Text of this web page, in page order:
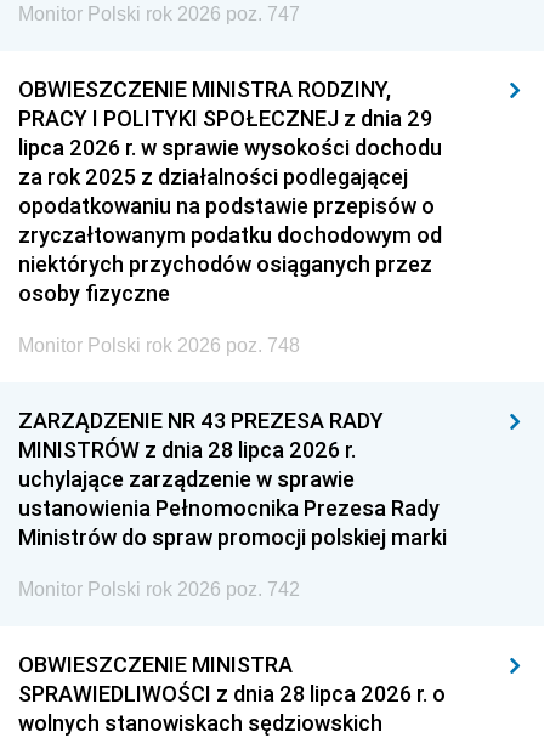
Monitor Polski rok 2026 poz. 747
OBWIESZCZENIE MINISTRA RODZINY,
PRACY I POLITYKI SPOŁECZNEJ z dnia 29
lipca 2026 r. w sprawie wysokości dochodu
za rok 2025 z działalności podlegającej
opodatkowaniu na podstawie przepisów o
zryczałtowanym podatku dochodowym od
niektórych przychodów osiąganych przez
osoby fizyczne
Monitor Polski rok 2026 poz. 748
ZARZĄDZENIE NR 43 PREZESA RADY
MINISTRÓW z dnia 28 lipca 2026 r.
uchylające zarządzenie w sprawie
ustanowienia Pełnomocnika Prezesa Rady
Ministrów do spraw promocji polskiej marki
Monitor Polski rok 2026 poz. 742
OBWIESZCZENIE MINISTRA
SPRAWIEDLIWOŚCI z dnia 28 lipca 2026 r. o
wolnych stanowiskach sędziowskich